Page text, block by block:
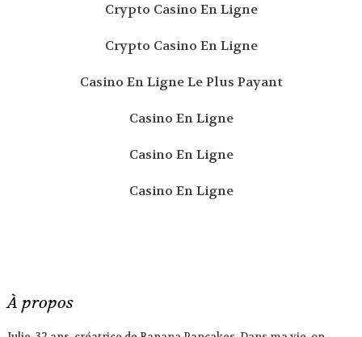
À propos
Crypto Casino En Ligne
Crypto Casino En Ligne
Casino En Ligne Le Plus Payant
Casino En Ligne
Casino En Ligne
Casino En Ligne